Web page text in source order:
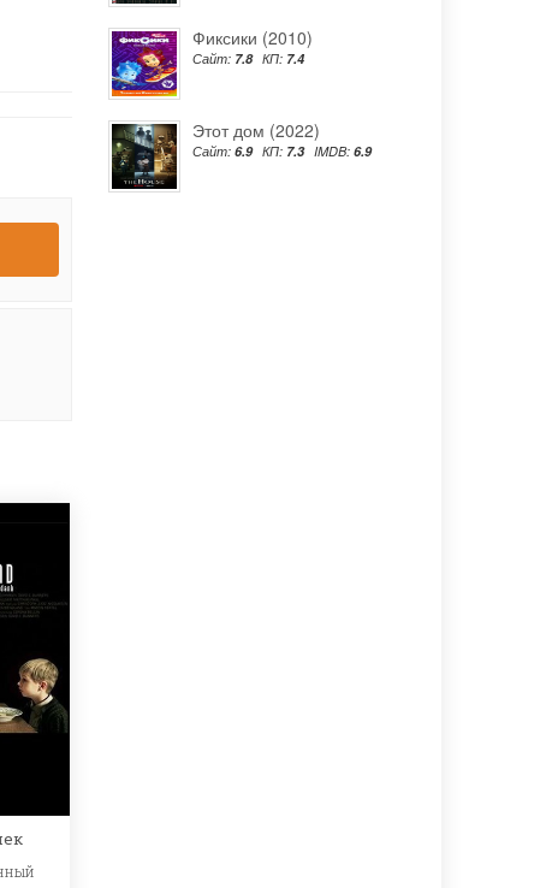
Фиксики (2010)
Сайт: 7.8 КП: 7.4
Этот дом (2022)
Сайт: 6.9 КП: 7.3 IMDB: 6.9